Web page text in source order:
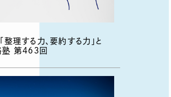
整理する力、要約する力」と
塾 第463回